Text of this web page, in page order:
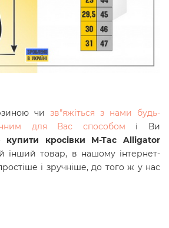
чи зв"яжіться з нами будь-
для Вас способом і Ви
купити кросівки M-Tac Alligator
інший товар, в нашому інтернет-
і зручніше, до того ж у нас